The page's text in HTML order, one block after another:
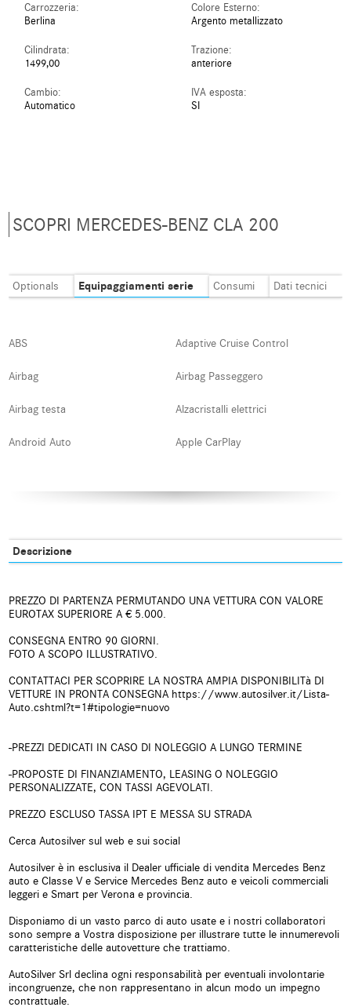
Carrozzeria:
Berlina
Colore Esterno:
Argento metallizzato
Cilindrata:
1499,00
Trazione:
anteriore
Cambio:
Automatico
IVA esposta:
SI
SCOPRI MERCEDES-BENZ CLA 200
Optionals Equipaggiamenti serie Consumi Dati tecnici
ABS Adaptive Cruise Control
Airbag Airbag Passeggero
Airbag testa Alzacristalli elettrici
Android Auto Apple CarPlay
Bracciolo
Carica per smartphone a
emergenze
Chiusura centralizzata
telecomandata
Climatizzatore automatico, 2 zone Controllo automatico clima
Controllo elettronico della corsia
Controllo vocale Cruise Control
ESP Fari LED
Fendinebbia Frenata d'emergenza assistita
Freno di stazionamento elettrico Hill holder
Immobilizzatore elettronico Isofix
Limitatore di velocità Luce d'ambiente
Luci diurne
Monitoraggio pressione
pneumatici
Descrizione
PREZZO DI PARTENZA PERMUTANDO UNA VETTURA CON VALORE
EUROTAX SUPERIORE A € 5.000.
CONSEGNA ENTRO 90 GIORNI.
FOTO A SCOPO ILLUSTRATIVO.
CONTATTACI PER SCOPRIRE LA NOSTRA AMPIA DISPONIBILITà DI
VETTURE IN PRONTA CONSEGNA https://www.autosilver.it/Lista-
Auto.cshtml?t=1#tipologie=nuovo
-PREZZI DEDICATI IN CASO DI NOLEGGIO A LUNGO TERMINE
-PROPOSTE DI FINANZIAMENTO, LEASING O NOLEGGIO
PERSONALIZZATE, CON TASSI AGEVOLATI.
PREZZO ESCLUSO TASSA IPT E MESSA SU STRADA
Cerca Autosilver sul web e sui social
Autosilver è in esclusiva il Dealer ufficiale di vendita Mercedes Benz
auto e Classe V e Service Mercedes Benz auto e veicoli commerciali
leggeri e Smart per Verona e provincia.
Disponiamo di un vasto parco di auto usate e i nostri collaboratori
sono sempre a Vostra disposizione per illustrare tutte le innumerevoli
caratteristiche delle autovetture che trattiamo.
AutoSilver Srl declina ogni responsabilità per eventuali involontarie
incongruenze, che non rappresentano in alcun modo un impegno
contrattuale.